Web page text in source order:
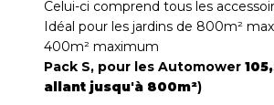
Celui-ci comprend tous les
Idéal pour les jardins de 800m²
400m² maximum
Pack S, pour les Automower
allant jusqu'à 800m²)